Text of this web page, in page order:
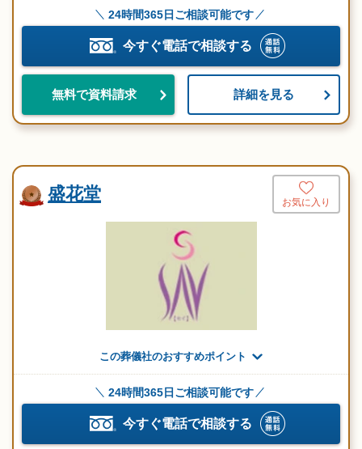
24時間365日ご相談可能です
今すぐ電話で相談する
無料で資料請求 詳細を見る
盛花堂 お気に入り
この葬儀社のおすすめポイント
24時間365日ご相談可能です
今すぐ電話で相談する